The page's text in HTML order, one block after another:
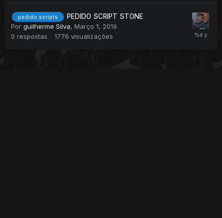
pedido scripts
PEDIDO SCRIPT STONE
Por guilherme Silva, Março 1, 2019
0 respostas 1776 visualizações